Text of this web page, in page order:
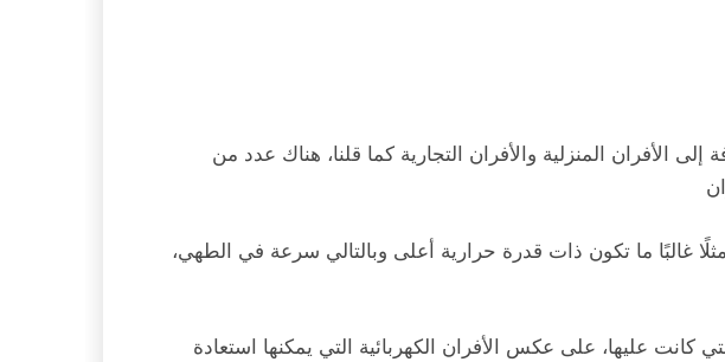
الأفران المنزلية والأفران التجارية كما قلنا، هناك عدد من
مثلًا غالبًا ما تكون ذات قدرة حرارية أعلى وبالتالي سرعة في الطهي،
عليها، على عكس الأفران الكهربائية التي يمكنها استعادة